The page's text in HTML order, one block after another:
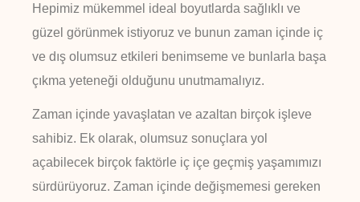
Hepimiz mükemmel ideal boyutlarda sağlıklı ve
güzel görünmek istiyoruz ve bunun zaman içinde iç
ve dış olumsuz etkileri benimseme ve bunlarla başa
çıkma yeteneği olduğunu unutmamalıyız.
Zaman içinde yavaşlatan ve azaltan birçok işleve
sahibiz. Ek olarak, olumsuz sonuçlara yol
açabilecek birçok faktörle iç içe geçmiş yaşamımızı
sürdürüyoruz. Zaman içinde değişmemesi gereken